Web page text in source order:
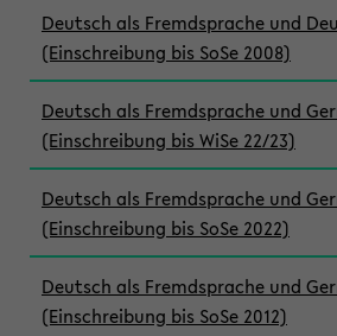
Deutsch als Fremdsprache und
(Einschreibung bis SoSe 2008)
Deutsch als Fremdsprache und
(Einschreibung bis WiSe 22/23)
Deutsch als Fremdsprache und
(Einschreibung bis SoSe 2022)
Deutsch als Fremdsprache und
(Einschreibung bis SoSe 2012)